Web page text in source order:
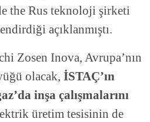
the Rus teknoloji şirketi
açıklanmıştı.
Zosen Inova, Avrupa’nın
olacak, İSTAÇ’ın
inşa çalışmalarını
üretim tesisinin de